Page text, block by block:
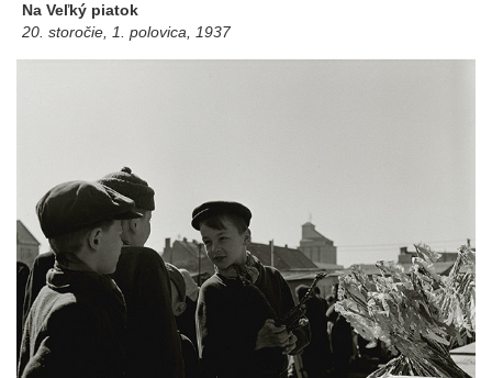
Na Veľký piatok
20. storočie, 1. polovica, 1937